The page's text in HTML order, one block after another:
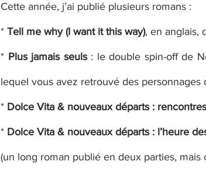
Cette année, j’ai publié plusieurs romans :
* Tell me why (I want it this way), en anglais,
* Plus jamais seuls : le double spin-off de
lequel vous avez retrouvé des personnages
* Dolce Vita & nouveaux départs :
* Dolce Vita & nouveaux départs : l’heure
(un long roman publié en deux parties, mais